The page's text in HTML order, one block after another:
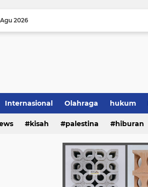
2026
Internasional Olahraga hukum
kisah palestina hiburan